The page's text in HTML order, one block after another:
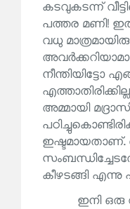
കടവുകടന്ന്
പത്തര മണി!
വധു
നീന്തിയിട്ടോ
അമ്മായി
ഇഷ്ടമായതാണ്.
കീഴടങ്ങി
ഇനി ഒരു